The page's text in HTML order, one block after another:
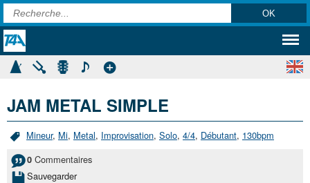
JAM METAL SIMPLE
Mineur, Mi, Metal, Improvisation, Solo, 4/4, Débutant, 130bpm
0 Commentaires
Sauvegarder